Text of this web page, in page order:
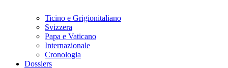
Ticino e Grigionitaliano
Svizzera
Papa e Vaticano
Internazionale
Cronologia
Dossiers